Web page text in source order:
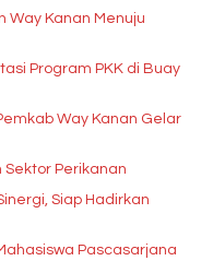
Way Kanan Menuju
Program PKK di Buay
Way Kanan Gelar
Perikanan
Siap Hadirkan
Pascasarjana